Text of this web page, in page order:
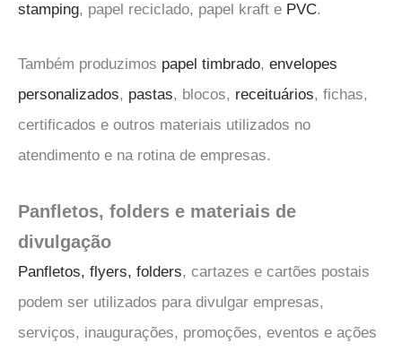
stamping, papel reciclado, papel kraft e PVC.
Também produzimos papel timbrado, envelopes
personalizados, pastas, blocos, receituários, fichas,
certificados e outros materiais utilizados no
atendimento e na rotina de empresas.
Panfletos, folders e materiais de
divulgação
Panfletos, flyers, folders, cartazes e cartões postais
podem ser utilizados para divulgar empresas,
serviços, inaugurações, promoções, eventos e ações